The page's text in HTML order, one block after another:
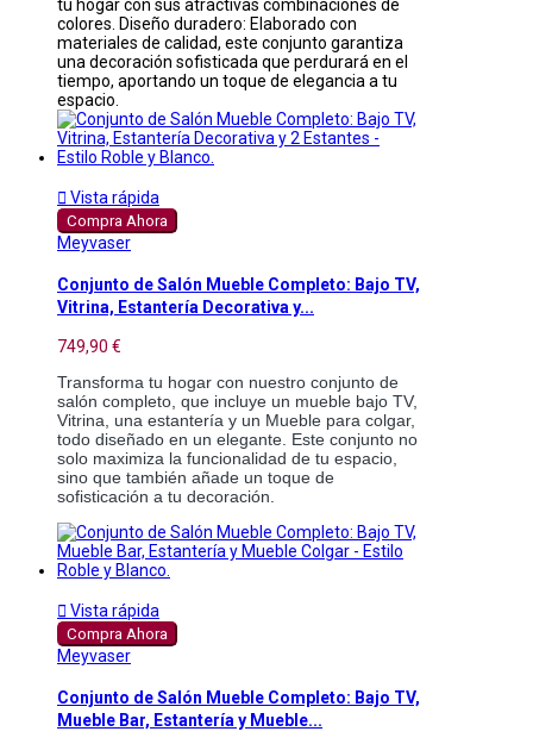
tu hogar con sus atractivas combinaciones de
colores. Diseño duradero: Elaborado con
materiales de calidad, este conjunto garantiza
una decoración sofisticada que perdurará en el
tiempo, aportando un toque de elegancia a tu
espacio.
 Vista rápida
Compra Ahora
Meyvaser
Conjunto de Salón Mueble Completo: Bajo TV,
Vitrina, Estantería Decorativa y...
749,90 €
Transforma tu hogar con nuestro conjunto de
salón completo, que incluye un mueble bajo TV,
Vitrina, una estantería y un Mueble para colgar,
todo diseñado en un elegante. Este conjunto no
solo maximiza la funcionalidad de tu espacio,
sino que también añade un toque de
sofisticación a tu decoración.
 Vista rápida
Compra Ahora
Meyvaser
Conjunto de Salón Mueble Completo: Bajo TV,
Mueble Bar, Estantería y Mueble...